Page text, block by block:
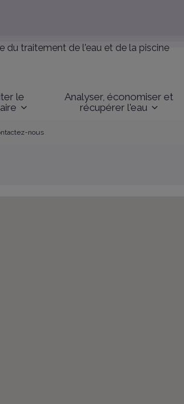
du traitement de l'eau et de la piscine
le
Analyser, économiser et
récupérer l'eau
nous